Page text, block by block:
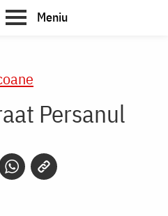
Meniu
Persanul